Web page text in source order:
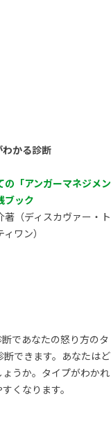
かる診断
の「アンガーマネジメン
ブック
著（ディスカヴァー・ト
ワン）
であなたの怒り方のタ
できます。あなたはど
うか。タイプがわかれ
くなります。